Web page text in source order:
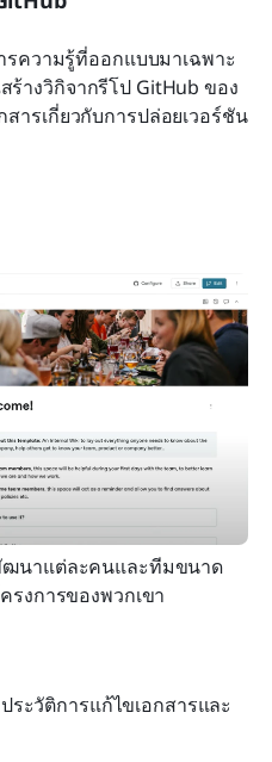
ความรู้ที่ออกแบบมาเฉพาะ
างวิกิจากรีโป GitHub ของ
ารเกี่ยวกับการปล่อยเวอร์ชัน
ฒนาแต่ละคนและทีมขนาด
รงการของพวกเขา
ะวัติการแก้ไขเอกสารและ